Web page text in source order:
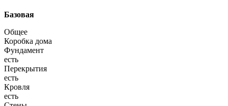
Базовая
Общее
Коробка дома
Фундамент
есть
Перекрытия
есть
Кровля
есть